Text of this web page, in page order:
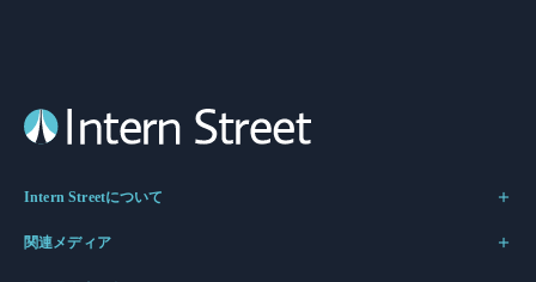
Intern Streetについて
関連メディア